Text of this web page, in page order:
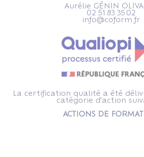
Aurélie GÉNIN
02.51.83.35.02
info@coform.fr
La certification qualité a été
catégorie d'action
ACTIONS DE